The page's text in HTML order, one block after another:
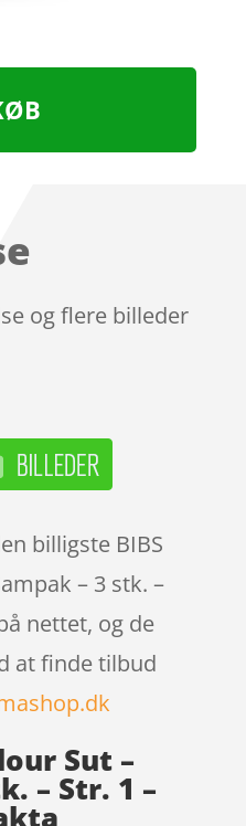
og flere billeder
billigste BIBS
– 3 stk. –
nettet, og de
at finde tilbud
Sut –
– Str. 1 –